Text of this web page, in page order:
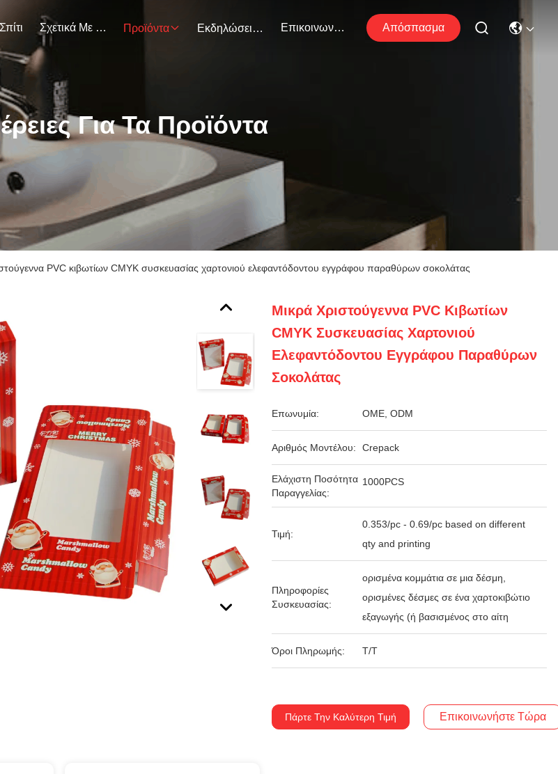
Σπίτι Σχετικά Με Εμάς Προϊόντα Εκδηλώσεις Επικοινωνήστε Μαζί Μας Απόσπασμα
Για Τα Προϊόντα
PVC κιβωτίων CMYK συσκευασίας χαρτονιού ελεφαντόδοντου εγγράφου παραθύρων σοκολάτας
Μικρά Χριστούγεννα PVC Κιβωτίων
CMYK Συσκευασίας Χαρτονιού
Ελεφαντόδοντου Εγγράφου Παραθύρων
Σοκολάτας
Επωνυμία: OME, ODM
Αριθμός Μοντέλου: Crepack
Ελάχιστη Ποσότητα
Παραγγελίας:
1000PCS
Τιμή:
0.353/pc - 0.69/pc based on different
qty and printing
Πληροφορίες
Συσκευασίας:
ορισμένα κομμάτια σε μια δέσμη,
ορισμένες δέσμες σε ένα χαρτοκιβώτιο
εξαγωγής (ή βασισμένος στο αίτη
Όροι Πληρωμής: T/T
Πάρτε Την Καλύτερη Τιμή Επικοινωνήστε Τώρα